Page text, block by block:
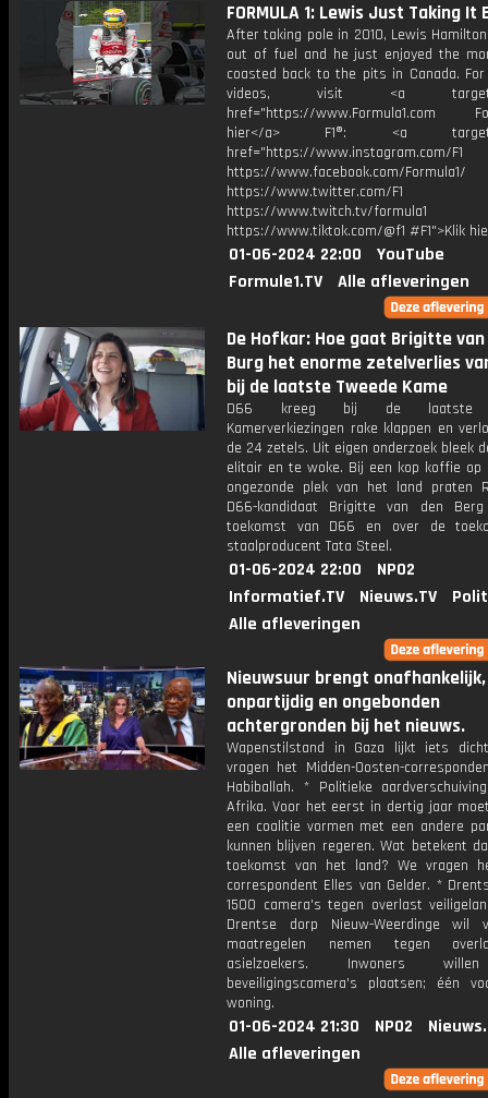
FORMULA 1: Lewis Just Taking It
After taking pole in 2010, Lewis
out of fuel and he just enjoyed the
coasted back to the pits in Canada. For
videos, visit <a
href="https://www.Formula1.com
hier</a> F1®: <a
href="https://www.instagram.com/F1
https://www.facebook.com/Formula1/
https://www.twitter.com/F1
https://www.twitch.tv/formula1
https://www.tiktok.com/@f1 #F1">Klik
01-06-2024 22:00
YouTube
Formule1.TV
Alle afleveringen
De Hofkar: Hoe gaat Brigitte
Burg het enorme zetelverlies
bij de laatste Tweede Kame
D66 kreeg bij de laatste
Kamerverkiezingen rake klappen en
de 24 zetels. Uit eigen onderzoek bleek
elitair en te woke. Bij een kop koffie op
ongezonde plek van het land praten
D66-kandidaat Brigitte van den
toekomst van D66 en over de
staalproducent Tata Steel.
01-06-2024 22:00
NPO2
Informatief.TV
Nieuws.TV
Alle afleveringen
Nieuwsuur brengt onafhankelijk,
onpartijdig en ongebonden
achtergronden bij het nieuws.
Wapenstilstand in Gaza lijkt iets
vragen het Midden-Oosten-
Habiballah. * Politieke
Afrika. Voor het eerst in dertig jaar
een coalitie vormen met een andere
kunnen blijven regeren. Wat betekent
toekomst van het land? We vragen
correspondent Elles van Gelder. *
1500 camera's tegen overlast
Drentse dorp Nieuw-Weerdinge wil
maatregelen nemen tegen
asielzoekers. Inwoners
beveiligingscamera's plaatsen; één
woning.
01-06-2024 21:30 NPO2
Alle afleveringen